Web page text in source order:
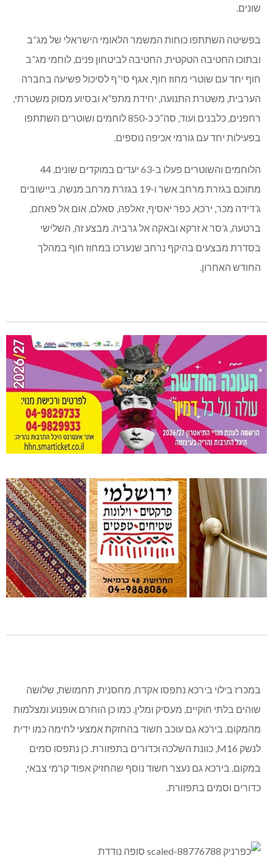
שונים.
בפשיטה השתתפו כוחות המשמר הלאומי הישראלי של מג”ב
ובתוכו החטיבה הטקטית, החטיבה לביטחון פנים, לוחמי מג”ב
חוף יחד עם שוטרי מחוז חוף, אגף סי”ף לסיכול פשיעה בחברה
הערבית, משטרת התנועה, יחידת מתפ”א ובסיוע מסוק משטרתי,
רחפנים, כלבנים ועוד, סה”כ כ-850 לוחמים ושוטרים השתתפו
בפעילות יחד עם גורמי אכיפה נוספים.
הלוחמים והשוטרים פעלו ב-63 יעדים במוקדים שונים, 44
מתוכם בגזרת מרחב אשר ו-19 בגזרת מרחב מנשה, ביישובים
ג’דידה מכר, ירכא, כפר יאסיף, זאלפה, סאלם, אום אל פאחם,
ברטעה, ג’סר א זרקא ובאקה אל גרביה. מבצע זה, השלישי
בסדרת מבצעים בהיקף נרחב שנערכו במחוז חוף במהלך
החודש האחרון.
במכרז בילוי בירכא נתפסו אקדח, מחסנית, תחמושת, שלושה
שוהים בלתי חוקיים, מעסיק ומלין. כמו כן הוחרם אופנוע ומצלמות
מהמקום. בירכא גם עוכב חשוד בהחזקת אמצעי לחימה כמו ידית
לנשק M16, כוונת השלכה וכדורים בתפזורת. כן נתפסו סמים
במקום. בירכא גם נעצר חשוד נוסף שהחזיק אפוד קרמי צבאי,
כדורים וסמים בתפזורת.